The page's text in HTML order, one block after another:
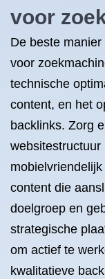
voor
De beste
voor
technische
content, en het
backlinks. Zorg
websitestructuur
content die
doelgroep en
strategische
om actief te
kwalitatieve